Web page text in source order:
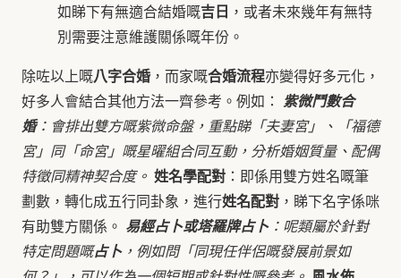
如睇下有無適合結婚嘅吉日 ，或者未來幾年有無特
別需要注意維護關係嘅年份。
除咗以上嘅八字合婚 ，而家嘅合婚流程亦變得好多元化，
好多人會結合其他方法一齊參考。例如： 紫微鬥數合
婚：會排出雙方嘅紫微命盤，重點睇「夫妻宮」、「福德
宮」同「命宮」嘅星曜組合同互動，分析婚姻質量、配偶
特徵同精神契合度。 姓名學配對 ：即係用雙方姓名嘅筆
劃數，轉化成五行同卦象，進行姓名配對 ，睇下名字係咪
有助雙方關係。 易經占卜或塔羅牌占卜：呢類屬於針對
特定問題嘅占卜，例如問「同現任伴侶嘅發展前景如